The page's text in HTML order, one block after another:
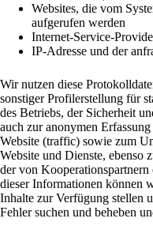
Websites, die vom
aufgerufen werden
Internet-Service-
IP-Adresse und der
Wir nutzen diese
sonstiger Profilerstellung für
des Betriebs, der Sicherheit
auch zur anonymen
Website (traffic) sowie zum
Website und Dienste, ebenso
der von
dieser Informationen können
Inhalte zur Verfügung stellen
Fehler suchen und beheben